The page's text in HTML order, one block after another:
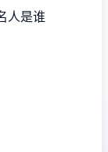
人是谁